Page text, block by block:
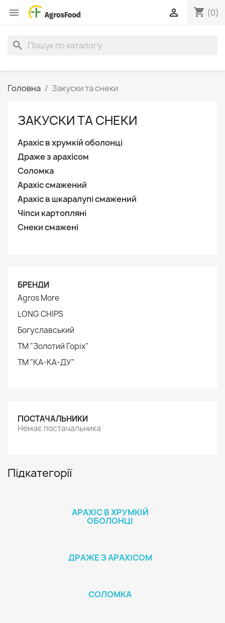
 shopping_cart (0)

search
Головна Закуски та снеки
ЗАКУСКИ ТА СНЕКИ
Арахіс в хрумкій оболонці
Драже з арахісом
Соломка
Арахіс смажений
Арахіс в шкаралупі смажений
Чіпси картопляні
Снеки смажені
БРЕНДИ
Agros More
LONG CHIPS
Богуславський
ТМ "Золотий Горіх"
ТМ "КА-КА-ДУ"
ПОСТАЧАЛЬНИКИ
Немає постачальника
Підкатегорії
АРАХІС В ХРУМКІЙ
ОБОЛОНЦІ
ДРАЖЕ З АРАХІСОМ
СОЛОМКА